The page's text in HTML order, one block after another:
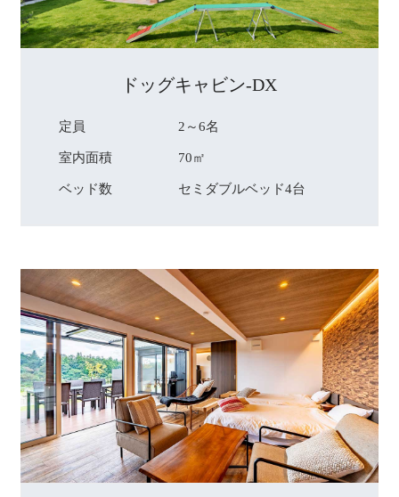
ドッグキャビン-DX
定員 2～6名
室内面積 70㎡
ベッド数 セミダブルベッド4台